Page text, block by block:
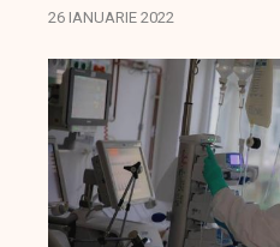
România iar veștile nu
26 IANUARIE 2022